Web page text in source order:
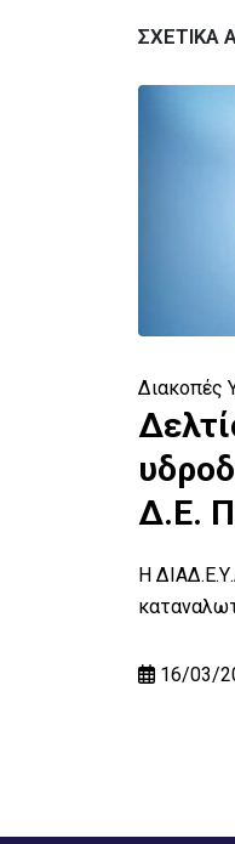
ΣΧΕΤΙΚΆ
Διακοπές
Δ.Ε.
Η
16/03/